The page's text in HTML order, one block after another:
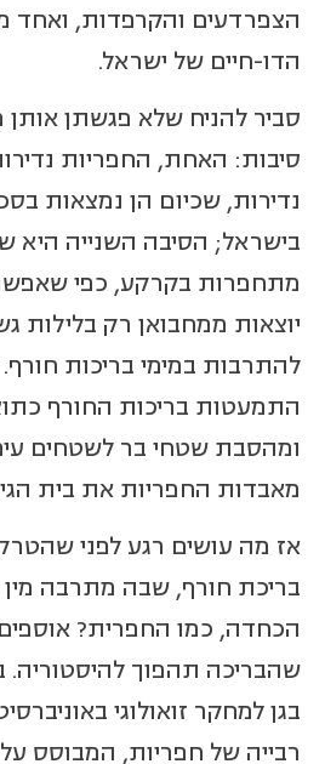
הצפרדעים והקרפדות, ואחד
הדו-חיים של ישראל.
סביר להניח שלא פגשתן
סיבות: האחת, החפריות
נדירות, שכיום הן נמצאות
בישראל; הסיבה השנייה היא
מתחפרות בקרקע, כפי
יוצאות ממחבואן רק בלילות
להתרבות במימי בריכות
התמעטות בריכות החורף
ומהסבת שטחי בר לשטחים
מאבדות החפריות את בית
אז מה עושים רגע לפני
בריכת חורף, שבה מתרבה
הכחדה, כמו החפרית?
בגן למחקר זואולוגי
רבייה של חפריות, המבוסס